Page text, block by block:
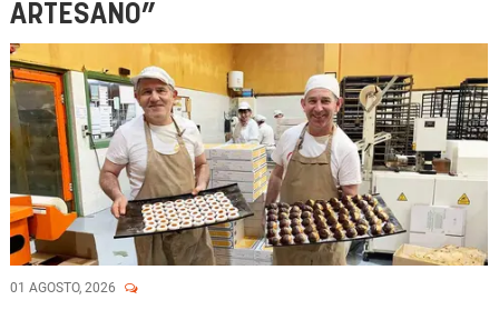
ARTESANO”
01 AGOSTO, 2026